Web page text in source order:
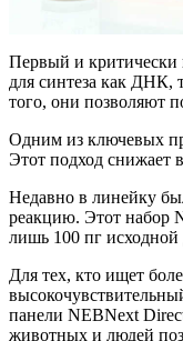
Первый и критически
для синтеза как ДНК,
того, они позволяют
Одним из ключевых
Этот подход снижает
Недавно в линейку
реакцию. Этот набор
лишь 100 пг
Для тех, кто ищет
панели NEBNext
животных и людей